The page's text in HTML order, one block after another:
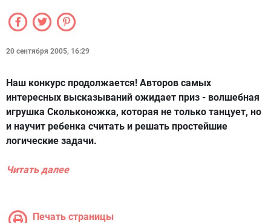
20 сентября 2005, 16:29
Наш конкурс продолжается! Авторов самых
интересных высказываний ожидает приз - волшебная
игрушка Скольконожка, которая не только танцует, но
и научит ребенка считать и решать простейшие
логические задачи.
Читать далее
Печать страницы